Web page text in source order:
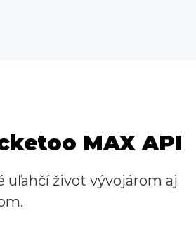
MAX API
uľahčí život vývojárom aj